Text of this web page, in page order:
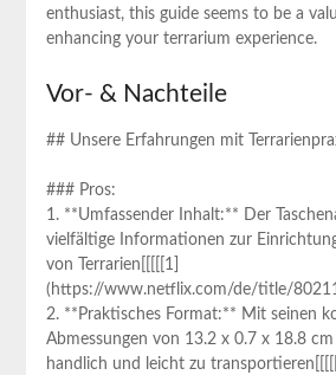
enthusiast, ‍this guide ‍seems to be ⁤a
enhancing your terrarium experience.
Vor- &‍ Nachteile
##⁣ Unsere ⁢Erfahrungen⁢ mit⁤
### Pros:
1.​ **Umfassender Inhalt:** Der
vielfältige Informationen zur​
von Terrarien[[[[[1]
(https://www.netflix.com/de/title/
2. **Praktisches ‍Format:** Mit seinen
Abmessungen von 13.2 x 0.7 x 18.8 cm
handlich ⁢und leicht zu